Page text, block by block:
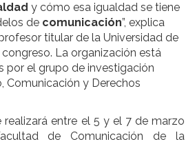
y cómo esa igualdad se tiene
de comunicación”, explica
titular de la Universidad de
La organización está
por el grupo de investigación
Comunicación y Derechos
realizará entre el 5 y el 7 de marzo
de Comunicación de la